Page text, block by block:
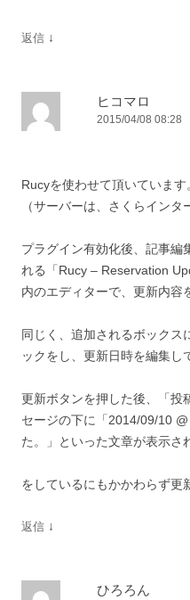
返信 ↓
ヒコマロ
2015/04/08 08:28
Rucyを使わせて頂いています
（サーバーは、さくらインタ
プラグイン有効化後、記事編
れる「Rucy – Reservation
内のエディターで、更新内容
同じく、追加されるボックス
ックをし、更新日時を編集し
更新ボタンを押した後、「投
セージの下に「2014/09/10
た。」といった文章が表示さ
をしているにもかかわらず更
返信 ↓
ひろろん